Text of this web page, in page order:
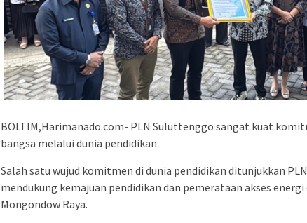
BOLTIM,Harimanado.com- PLN Suluttenggo sangat kuat
bangsa melalui dunia pendidikan.
Salah satu wujud komitmen di dunia pendidikan ditunjukkan
mendukung kemajuan pendidikan dan pemerataan akses
Mongondow Raya.